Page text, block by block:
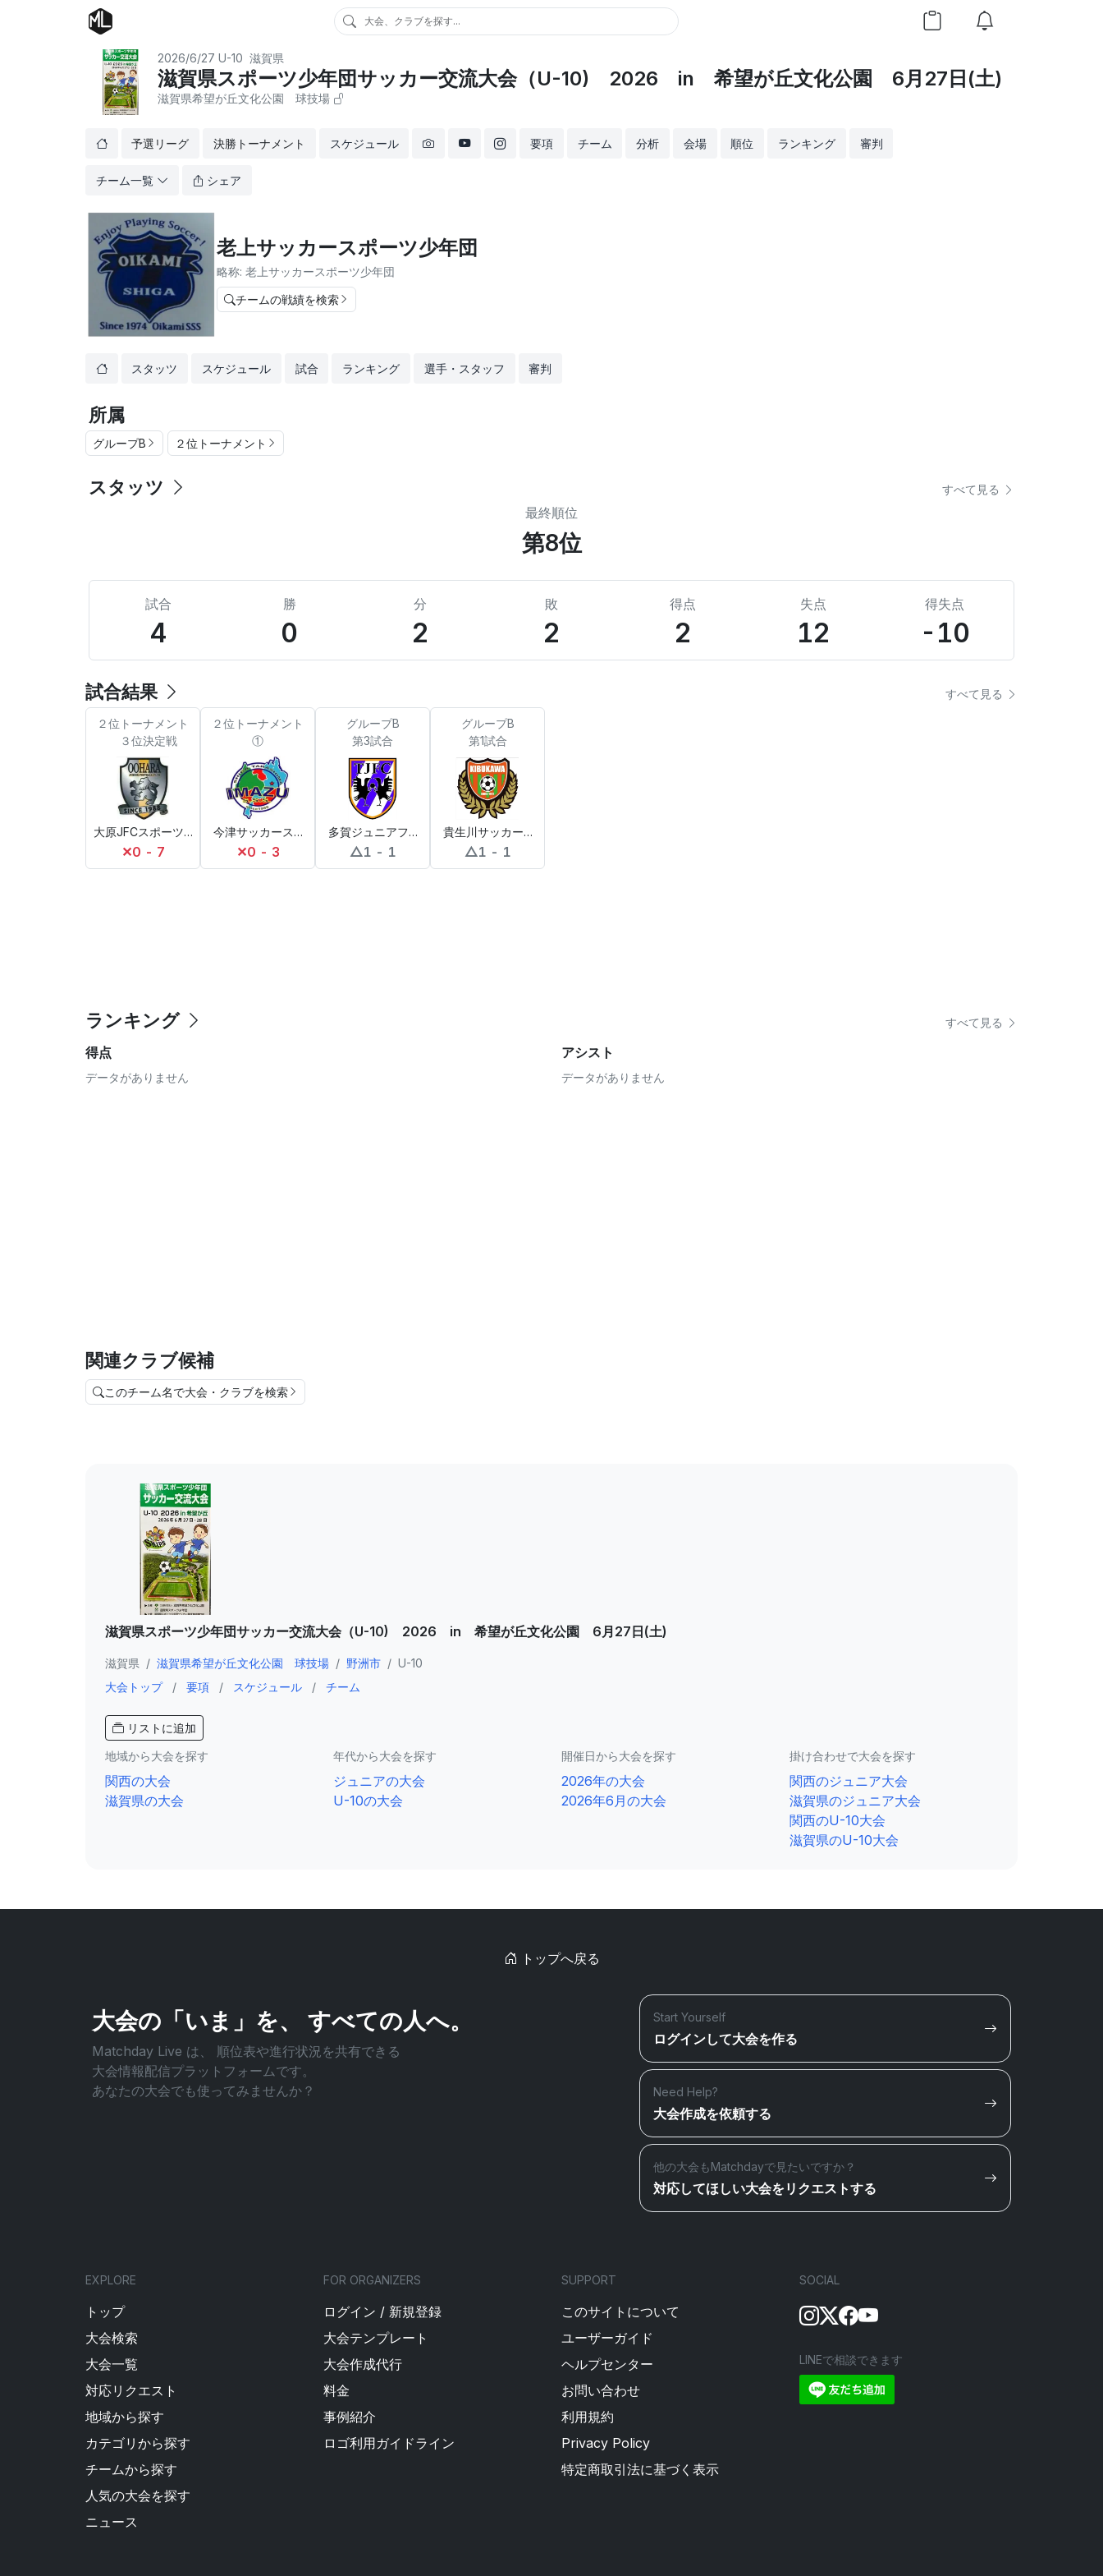
大会、クラブを探す...
2026/6/27 U-10 滋賀県
滋賀県スポーツ少年団サッカー交流大会（U-10) 2026 in 希望が丘文化公園 6月27日(土)
滋賀県希望が丘文化公園 球技場
予選リーグ 決勝トーナメント スケジュール 要項 チーム 分析 会場 順位 ランキング 審判
チーム一覧 シェア
老上サッカースポーツ少年団
略称: 老上サッカースポーツ少年団
チームの戦績を検索
スタッツ スケジュール 試合 ランキング 選手・スタッフ 審判
所属
グループB ２位トーナメント
スタッツ すべて見る
最終順位
第8位
試合
4
勝
0
分
2
敗
2
得点
2
失点
12
得失点
-10
試合結果 すべて見る
２位トーナメント
３位決定戦
大原JFCスポーツ少年団
✕0 - 7
２位トーナメント
①
今津サッカースポーツ少年団
✕0 - 3
グループB
第3試合
多賀ジュニアフットボールクラブ
△1 - 1
グループB
第1試合
貴生川サッカースポーツ少年団
△1 - 1
ランキング すべて見る
得点
データがありません
アシスト
データがありません
関連クラブ候補
このチーム名で大会・クラブを検索
滋賀県スポーツ少年団サッカー交流大会（U-10) 2026 in 希望が丘文化公園 6月27日(土)
滋賀県 / 滋賀県希望が丘文化公園 球技場 / 野洲市 / U-10
大会トップ
/ 要項 / スケジュール / チーム
リストに追加
地域から大会を探す
関西の大会
滋賀県の大会
年代から大会を探す
ジュニアの大会
U-10の大会
開催日から大会を探す
2026年の大会
2026年6月の大会
掛け合わせで大会を探す
関西のジュニア大会
滋賀県のジュニア大会
関西のU-10大会
滋賀県のU-10大会
トップへ戻る
大会の「いま」を、 すべての人へ。
Matchday Live は、 順位表や進行状況を共有できる
大会情報配信プラットフォームです。
あなたの大会でも使ってみませんか？
Start Yourself
ログインして大会を作る
Need Help?
大会作成を依頼する
他の大会もMatchdayで見たいですか？
対応してほしい大会をリクエストする
EXPLORE
トップ
大会検索
大会一覧
対応リクエスト
地域から探す
カテゴリから探す
チームから探す
人気の大会を探す
ニュース
FOR ORGANIZERS
ログイン / 新規登録
大会テンプレート
大会作成代行
料金
事例紹介
ロゴ利用ガイドライン
SUPPORT
このサイトについて
ユーザーガイド
ヘルプセンター
お問い合わせ
利用規約
Privacy Policy
特定商取引法に基づく表示
SOCIAL
LINEで相談できます